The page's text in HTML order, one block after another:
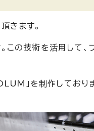
きます。
の技術を活用して、
」を制作しておりま